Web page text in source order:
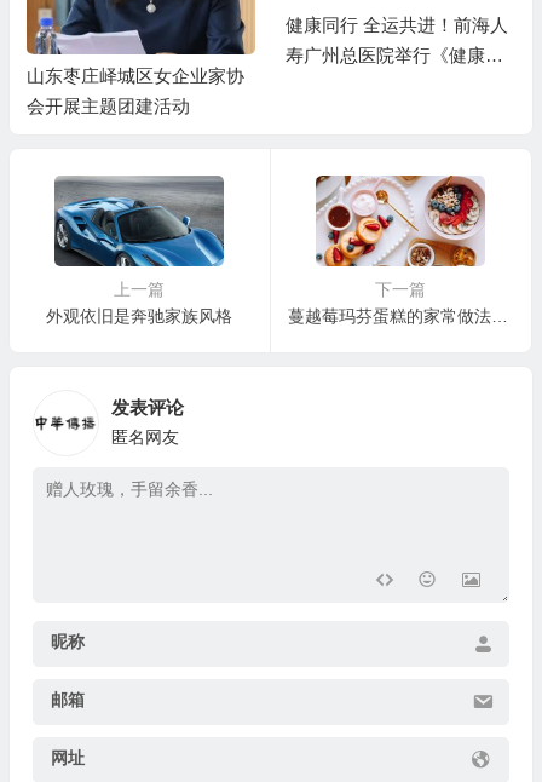
山东枣庄峄城区女企业家协
会开展主题团建活动
健康同行 全运共进！前海人
寿广州总医院举行《健康守
上一篇
外观依旧是奔驰家族风格
下一篇
蔓越莓玛芬蛋糕的家常做法，厨房小白也可以轻松搞定
发表评论
匿名网友
昵称
邮箱
网址